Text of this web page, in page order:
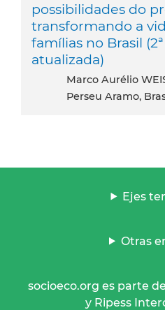
possibilidades do
transformando a
famílias no Brasil
atualizada)
Marco Aurélio WEISSHEIMER, Fundação
Perseu Aramo,
Ejes
Otras
socioeco.org es parte
y Ripess